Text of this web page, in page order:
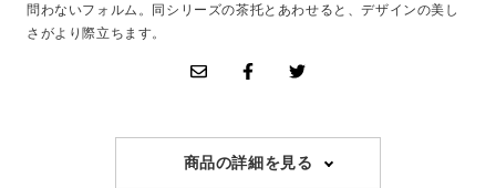
問わないフォルム。同シリーズの茶托とあわせると、デザインの美し
さがより際立ちます。
商品の詳細を見る